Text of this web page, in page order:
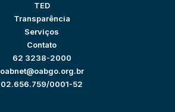
TED
Transparência
Serviços
Contato
62 3238-2000
oabnet@oabgo.org.br
02.656.759/0001-52